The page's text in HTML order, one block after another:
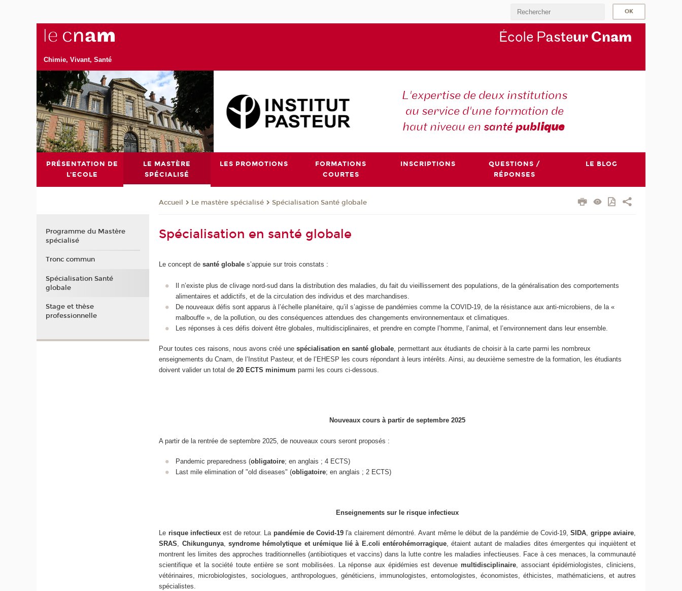
Chimie, Vivant, Santé
École Pasteur Cnam
L'expertise de deux institutions
au service d'une formation de
haut niveau en santé publique
PRÉSENTATION DE
L'ECOLE
LE MASTÈRE
SPÉCIALISÉ
LES PROMOTIONS
FORMATIONS
COURTES
INSCRIPTIONS
QUESTIONS /
RÉPONSES
LE BLOG
Accueil Le mastère spécialisé Spécialisation Santé globale
Spécialisation en santé globale
Le concept desanté globale s’appuie sur trois constats :
Il n’existe plus de clivage nord-sud dans la distribution des maladies, du fait du vieillissement des populations, de la généralisation des comportements
alimentaires et addictifs, et de la circulation des individus et des marchandises.
De nouveaux défis sont apparus à l’échelle planétaire, qu’il s’agisse de pandémies comme la COVID-19, de la résistance aux anti-microbiens, de la «
malbouffe », de la pollution, ou des conséquences attendues des changements environnementaux et climatiques.
Les réponses à ces défis doivent être globales, multidisciplinaires, et prendre en compte l’homme, l’animal, et l’environnement dans leur ensemble.
Pour toutes ces raisons, nous avons créé unespécialisation en santé globale, permettant aux étudiants de choisir à la carte parmi les nombreux
enseignements du Cnam, de l’Institut Pasteur, et de l’EHESP les cours répondant à leurs intérêts. Ainsi, au deuxième semestre de la formation, les étudiants
doivent valider un total de20 ECTS minimumparmi les cours ci-dessous.
Nouveaux cours à partir de septembre 2025
A partir de la rentrée de septembre 2025, de nouveaux cours seront proposés :
Pandemic preparedness (obligatoire; en anglais ; 4 ECTS)
Last mile elimination of "old diseases" (obligatoire; en anglais ; 2 ECTS)
Enseignements sur le risque infectieux
Le risque infectieuxest de retour. La pandémie de Covid-19 l'a clairement démontré. Avant même le début de la pandémie de Covid-19,SIDA, grippe aviaire,
SRAS, Chikungunya, syndrome hémolytique et urémique lié à E.coli entérohémorragique, étaient autant de maladies dites émergentes qui inquiètent et
montrent les limites des approches traditionnelles (antibiotiques et vaccins) dans la lutte contre les maladies infectieuses. Face à ces menaces, la communauté
scientifique et la société toute entière se sont mobilisées. La réponse aux épidémies est devenue multidisciplinaire, associant épidémiologistes, cliniciens,
vétérinaires, microbiologistes, sociologues, anthropologues, généticiens, immunologistes, entomologistes, économistes, éthicistes, mathématiciens, et autres
spécialistes.
Programme du Mastère
spécialisé
Tronc commun
Spécialisation Santé
globale
Stage et thèse
professionnelle